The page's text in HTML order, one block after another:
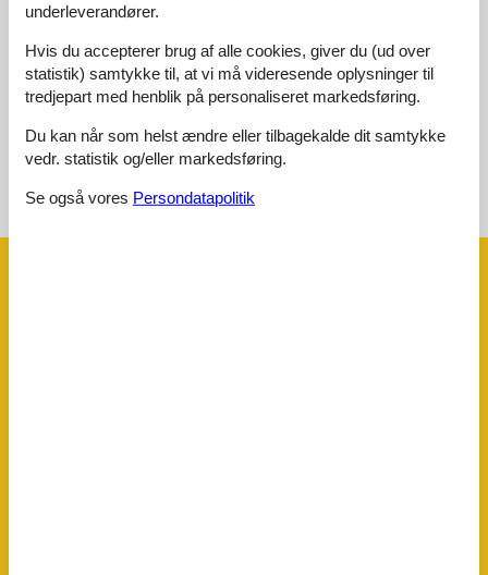
Udendørs:
Generelt:
Eksterne anmeldelser
Ingen detaljerede eksterne anmeldelser
Se nabo emner Se solens gang om emnet
underleverandører.
Hvis du accepterer brug af alle cookies, giver du (ud over
statistik) samtykke til, at vi må videresende oplysninger til
tredjepart med henblik på personaliseret markedsføring.
Du kan når som helst ændre eller tilbagekalde dit samtykke
vedr. statistik og/eller markedsføring.
Se også vores Persondatapolitik